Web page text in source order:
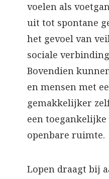
voelen als
uit tot spontane
het gevoel van
sociale
Bovendien
en mensen met
gemakkelijker
een
openbare ruimte.
Lopen draagt bij